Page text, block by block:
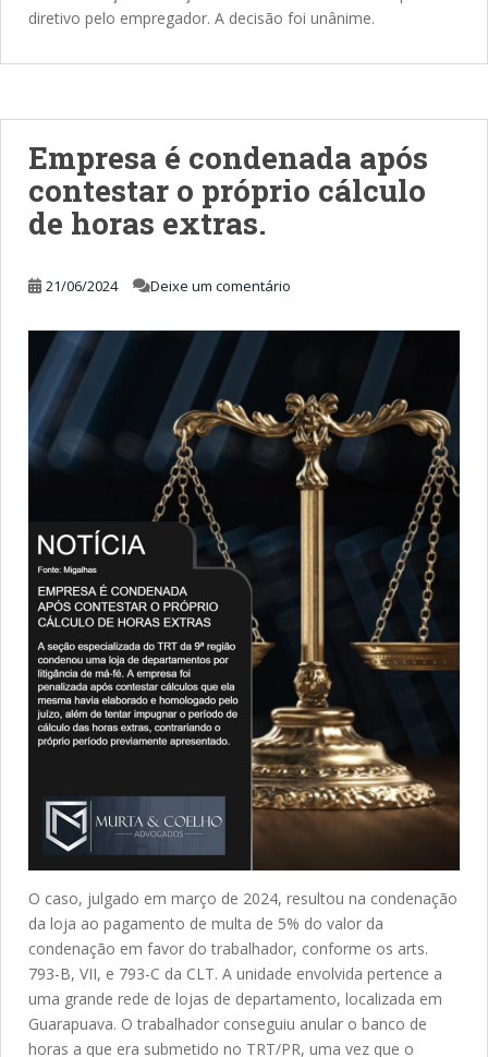
diretivo pelo empregador. A decisão foi unânime.
Empresa é condenada após
contestar o próprio cálculo
de horas extras.
21/06/2024 Deixe um comentário
O caso, julgado em março de 2024, resultou na condenação
da loja ao pagamento de multa de 5% do valor da
condenação em favor do trabalhador, conforme os arts.
793-B, VII, e 793-C da CLT. A unidade envolvida pertence a
uma grande rede de lojas de departamento, localizada em
Guarapuava. O trabalhador conseguiu anular o banco de
horas a que era submetido no TRT/PR, uma vez que o